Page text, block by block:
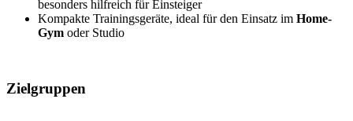
besonders hilfreich für Einsteiger
Kompakte Trainingsgeräte, ideal für den Einsatz im Home-
Gym oder Studio
Zielgruppen